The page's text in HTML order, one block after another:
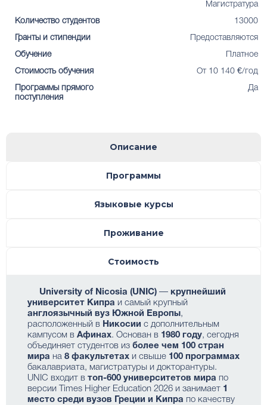
Магистратура
Количество студентов 13000
Гранты и стипендии Предоставляются
Обучение Платное
Стоимость обучения От 10 140 €/год
Программы прямого
поступления
Да
Описание
Программы
Языковые курсы
Проживание
Стоимость
University of Nicosia (UNIC) — крупнейший
университет Кипра и самый крупный
англоязычный вуз Южной Европы,
расположенный в Никосии с дополнительным
кампусом в Афинах. Основан в 1980 году, сегодня
объединяет студентов из более чем 100 стран
мира на 8 факультетах и свыше 100 программах
бакалавриата, магистратуры и докторантуры.
UNIC входит в топ-600 университетов мира по
версии Times Higher Education 2026 и занимает 1
место среди вузов Греции и Кипра по качеству